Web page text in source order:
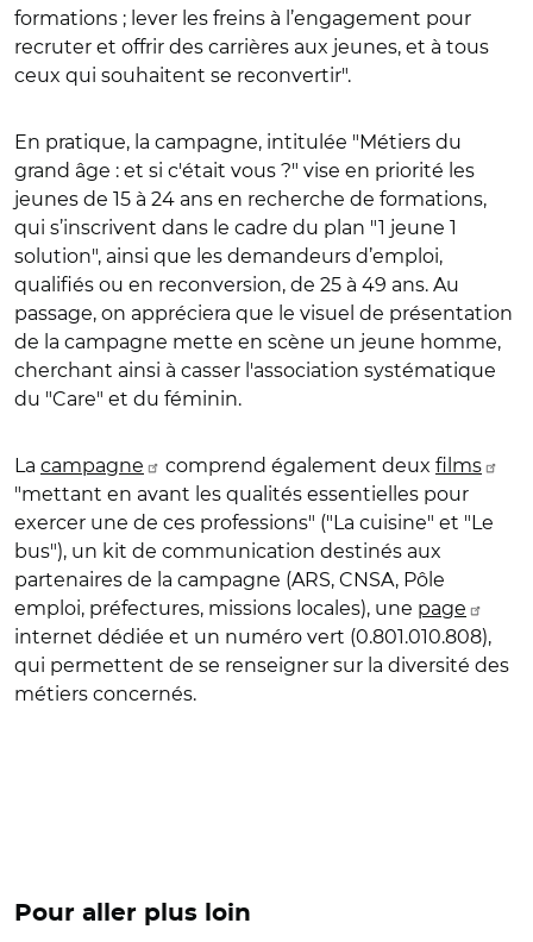
formations ; lever les freins à l’engagement pour
recruter et offrir des carrières aux jeunes, et à tous
ceux qui souhaitent se reconvertir".
En pratique, la campagne, intitulée "Métiers du
grand âge : et si c'était vous ?" vise en priorité les
jeunes de 15 à 24 ans en recherche de formations,
qui s’inscrivent dans le cadre du plan "1 jeune 1
solution", ainsi que les demandeurs d’emploi,
qualifiés ou en reconversion, de 25 à 49 ans. Au
passage, on appréciera que le visuel de présentation
de la campagne mette en scène un jeune homme,
cherchant ainsi à casser l'association systématique
du "Care" et du féminin.
La campagne comprend également deux films
"mettant en avant les qualités essentielles pour
exercer une de ces professions" ("La cuisine" et "Le
bus"), un kit de communication destinés aux
partenaires de la campagne (ARS, CNSA, Pôle
emploi, préfectures, missions locales), une page
internet dédiée et un numéro vert (0.801.010.808),
qui permettent de se renseigner sur la diversité des
métiers concernés.
Pour aller plus loin